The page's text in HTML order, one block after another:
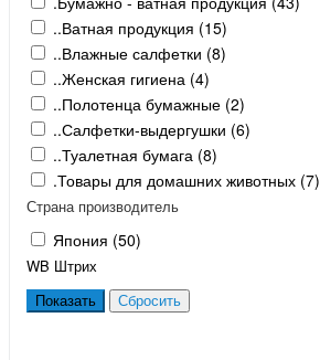
..Ватная продукция (15)
..Влажные салфетки (8)
..Женская гигиена (4)
..Полотенца бумажные (2)
..Салфетки-выдергушки (6)
..Туалетная бумага (8)
.Товары для домашних животных (7)
Страна производитель
Япония (50)
WB Штрих